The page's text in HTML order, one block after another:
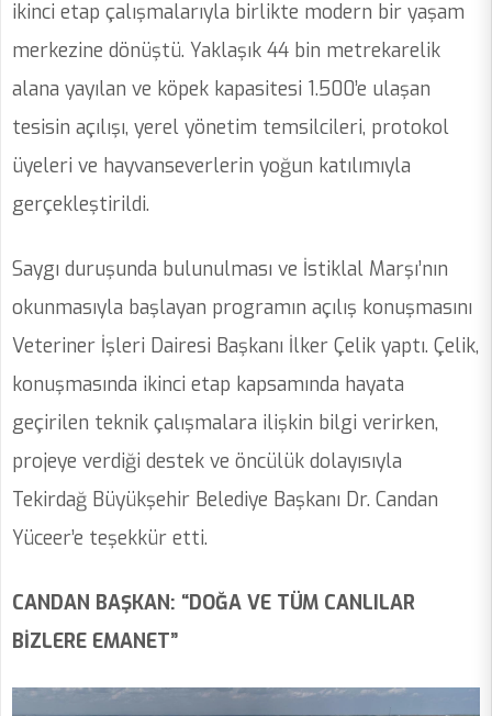
ikinci etap çalışmalarıyla birlikte modern bir yaşam
merkezine dönüştü. Yaklaşık 44 bin metrekarelik
alana yayılan ve köpek kapasitesi 1.500’e ulaşan
tesisin açılışı, yerel yönetim temsilcileri, protokol
üyeleri ve hayvanseverlerin yoğun katılımıyla
gerçekleştirildi.
Saygı duruşunda bulunulması ve İstiklal Marşı’nın
okunmasıyla başlayan programın açılış konuşmasını
Veteriner İşleri Dairesi Başkanı İlker Çelik yaptı. Çelik,
konuşmasında ikinci etap kapsamında hayata
geçirilen teknik çalışmalara ilişkin bilgi verirken,
projeye verdiği destek ve öncülük dolayısıyla
Tekirdağ Büyükşehir Belediye Başkanı Dr. Candan
Yüceer’e teşekkür etti.
CANDAN BAŞKAN: “DOĞA VE TÜM CANLILAR
BİZLERE EMANET”